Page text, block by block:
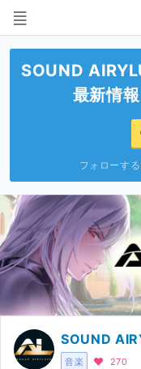
SOUND
最新情
フォローす
音楽
SOUND
270